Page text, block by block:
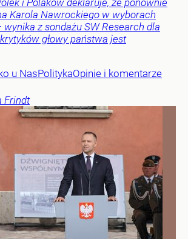
Karola Nawrockiego w wyborach
z sondażu SW Research dla
głowy państwa jest
u NasPolitykaOpinie i komentarze
Frindt